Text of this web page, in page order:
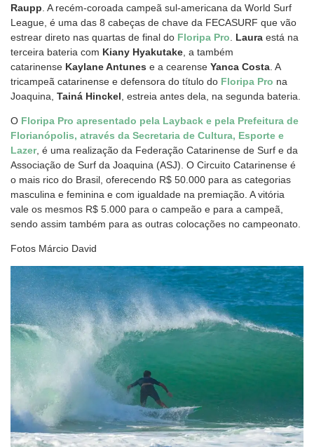
Raupp. A recém-coroada campeã sul-americana da World Surf
League, é uma das 8 cabeças de chave da FECASURF que vão
estrear direto nas quartas de final do Floripa Pro. Laura está na
terceira bateria com Kiany Hyakutake, a também
catarinense Kaylane Antunes e a cearense Yanca Costa. A
tricampeã catarinense e defensora do título do Floripa Pro na
Joaquina, Tainá Hinckel, estreia antes dela, na segunda bateria.
O Floripa Pro apresentado pela Layback e pela Prefeitura de
Florianópolis, através da Secretaria de Cultura, Esporte e
Lazer, é uma realização da Federação Catarinense de Surf e da
Associação de Surf da Joaquina (ASJ). O Circuito Catarinense é
o mais rico do Brasil, oferecendo R$ 50.000 para as categorias
masculina e feminina e com igualdade na premiação. A vitória
vale os mesmos R$ 5.000 para o campeão e para a campeã,
sendo assim também para as outras colocações no campeonato.
Fotos Márcio David